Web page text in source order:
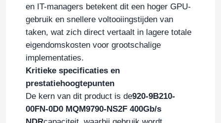
en IT-managers betekent dit een hoger GPU-
gebruik en snellere voltooiingstijden van
taken, wat zich direct vertaalt in lagere totale
eigendomskosten voor grootschalige
implementaties.
Kritieke specificaties en
prestatiehoogtepunten
De kern van dit product is de920-9B210-
00FN-0D0 MQM9790-NS2F 400Gb/s